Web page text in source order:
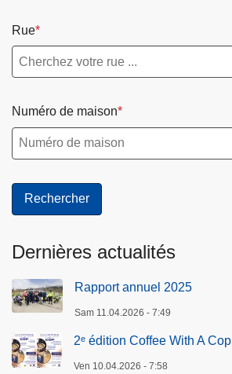
Rue
Numéro de maison
Dernières actualités
Rapport annuel 2025
Sam 11.04.2026 - 7:49
2ᵉ édition Coffee With A Cop
Ven 10.04.2026 - 7:58